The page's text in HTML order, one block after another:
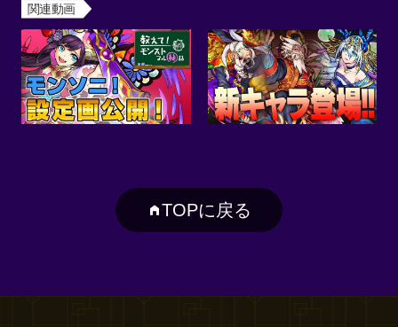
関連動画
TOPに戻る